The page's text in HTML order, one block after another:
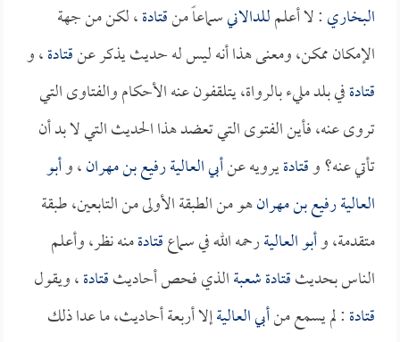
البخاري: لا أعلمللدالانيسماعاً منقتادة، لكن من جهة
الإمكان ممكن، ومعنى هذا أنه ليس له حديث يذكر عنقتادة، و
قتادةفي بلد مليء بالرواة، يتلقفون عنه الأحكام والفتاوى التي
تروى عنه، فأين الفتوى التي تعضد هذا الحديث التي لا بد أن
تأتي عنه؟ وقتادةيرويه عنأبي العالية رفيع بن مهران، وأبو
العالية رفيع بن مهرانهو من الطبقة الأولى من التابعين، طبقة
متقدمة، وأبو العاليةرحمه الله في سماعقتادةمنه نظر، وأعلم
الناس بحديثقتادةشعبةالذي فحص أحاديثقتادة، ويقول
قتادة: لم يسمع منأبي العاليةإلا أربعة أحاديث، ما عدا ذلك